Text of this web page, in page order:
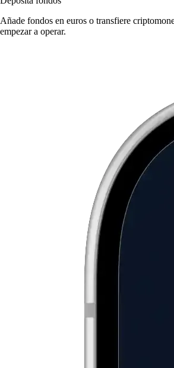
Añade fondos en euros o transfiere
empezar a operar.